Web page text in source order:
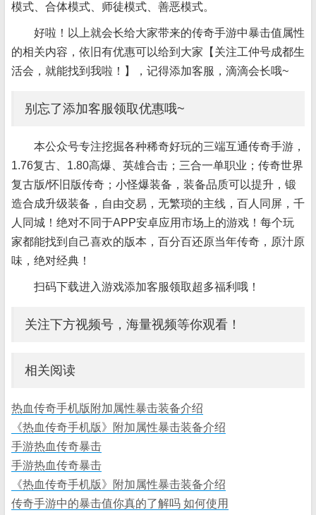
模式、合体模式、师徒模式、善恶模式。
好啦！以上就会长给大家带来的传奇手游中暴击值属性
的相关内容，依旧有优惠可以给到大家【关注工仲号成都生
活会，就能找到我啦！】，记得添加客服，滴滴会长哦~
别忘了添加客服领取优惠哦~
本公众号专注挖掘各种稀奇好玩的三端互通传奇手游，
1.76复古、1.80高爆、英雄合击；三合一单职业；传奇世界
复古版/怀旧版传奇；小怪爆装备，装备品质可以提升，锻
造合成升级装备，自由交易，无繁琐的主线，百人同屏，千
人同城！绝对不同于APP安卓应用市场上的游戏！每个玩
家都能找到自己喜欢的版本，百分百还原当年传奇，原汁原
味，绝对经典！
扫码下载进入游戏添加客服领取超多福利哦！
关注下方视频号，海量视频等你观看！
相关阅读
热血传奇手机版附加属性暴击装备介绍
《热血传奇手机版》附加属性暴击装备介绍
手游热血传奇暴击
手游热血传奇暴击
《热血传奇手机版》附加属性暴击装备介绍
传奇手游中的暴击值你真的了解吗 如何使用